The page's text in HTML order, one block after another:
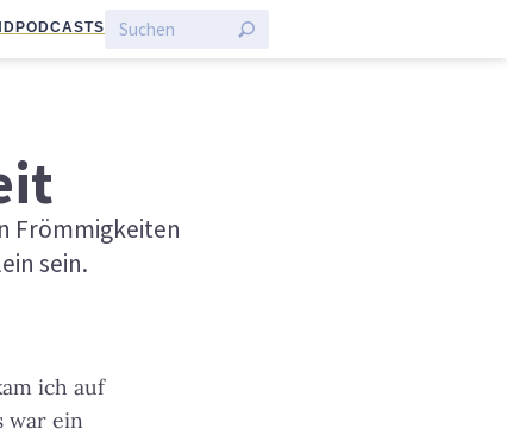
PODCASTS
Frömmigkeiten
sein.
ich auf
war ein